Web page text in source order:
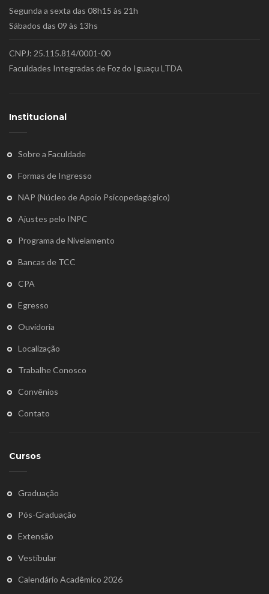
Segunda a sexta das 08h15 às 21h
Sábados das 09 às 13hs
CNPJ: 25.115.814/0001-00
Faculdades Integradas de Foz do Iguaçu LTDA
Institucional
Sobre a Faculdade
Formas de Ingresso
NAP (Núcleo de Apoio Psicopedagógico)
Ajustes pelo INPC
Programa de Nivelamento
Bancas de TCC
CPA
Egresso
Ouvidoria
Localização
Trabalhe Conosco
Convênios
Contato
Cursos
Graduação
Pós-Graduação
Extensão
Vestibular
Calendário Acadêmico 2026